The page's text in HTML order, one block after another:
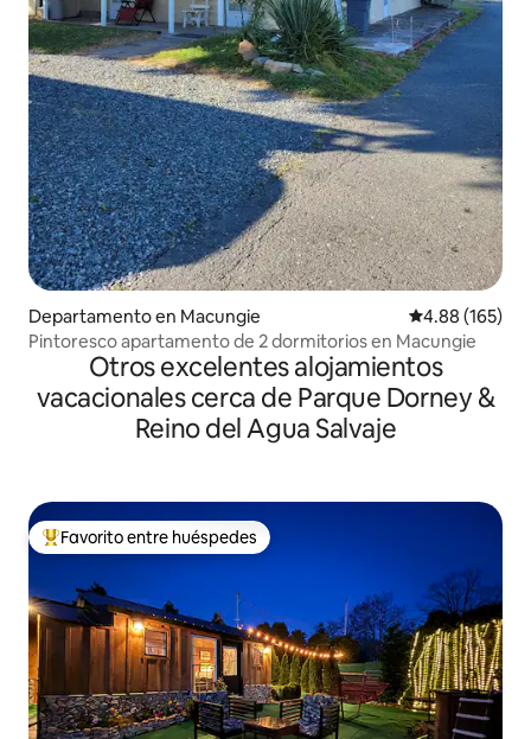
Departamento en Macungie Calificación
4.88 (165)
Pintoresco apartamento de 2 dormitorios en Macungie
Otros excelentes alojamientos
vacacionales cerca de Parque Dorney &
Reino del Agua Salvaje
De los mejores en Favorito entre huéspedes
Favorito entre huéspedes